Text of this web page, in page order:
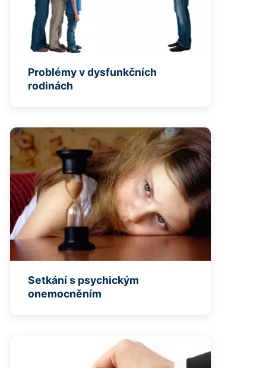
Problémy v dysfunkčních
rodinách
Setkání s psychickým
onemocněním